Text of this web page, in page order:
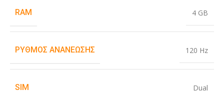
RAM 4 GB
ΡΥΘΜΌΣ ΑΝΑΝΈΩΣΗΣ 120 Hz
SIM Dual